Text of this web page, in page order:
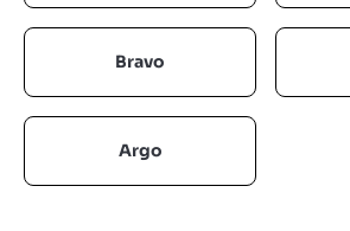
Bravo
Argo